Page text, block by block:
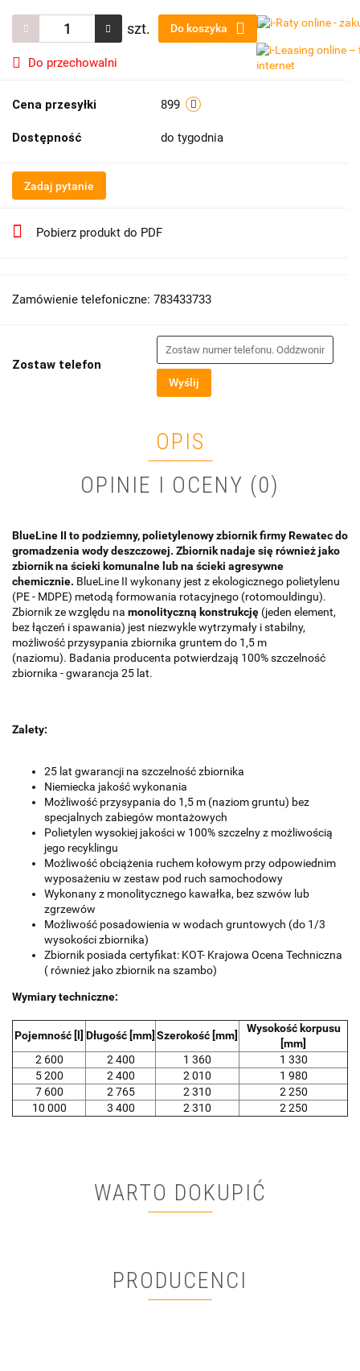
szt. Do koszyka
Do przechowalni
Cena przesyłki 899
Dostępność do tygodnia
Zadaj pytanie
Pobierz produkt do PDF
Zamówienie telefoniczne: 783433733
Zostaw telefon
Wyślij
OPIS
OPINIE I OCENY (0)
BlueLine II to podziemny, polietylenowy zbiornik firmy Rewatec do
gromadzenia wody deszczowej. Zbiornik nadaje się również jako
zbiornik na ścieki komunalne lub na ścieki agresywne
chemicznie. BlueLine II wykonany jest z ekologicznego polietylenu
(PE - MDPE) metodą formowania rotacyjnego (rotomouldingu).
Zbiornik ze względu na monolityczną konstrukcję (jeden element,
bez łączeń i spawania) jest niezwykle wytrzymały i stabilny,
możliwość przysypania zbiornika gruntem do 1,5 m
(naziomu). Badania producenta potwierdzają 100% szczelność
zbiornika - gwarancja 25 lat.
Zalety:
25 lat gwarancji na szczelność zbiornika
Niemiecka jakość wykonania
Możliwość przysypania do 1,5 m (naziom gruntu) bez
specjalnych zabiegów montażowych
Polietylen wysokiej jakości w 100% szczelny z możliwością
jego recyklingu
Możliwość obciążenia ruchem kołowym przy odpowiednim
wyposażeniu w zestaw pod ruch samochodowy
Wykonany z monolitycznego kawałka, bez szwów lub
zgrzewów
Możliwość posadowienia w wodach gruntowych (do 1/3
wysokości zbiornika)
Zbiornik posiada certyfikat: KOT- Krajowa Ocena Techniczna
( również jako zbiornik na szambo)
Wymiary techniczne:
Pojemność [l] Długość [mm] Szerokość [mm]
Wysokość korpusu
[mm]
2 600
2 400 1 360
1 330
5 200
2 400 2 010
1 980
7 600
2 765 2 310
2 250
10 000
3 400 2 310 2 250
WARTO DOKUPIĆ
PRODUCENCI